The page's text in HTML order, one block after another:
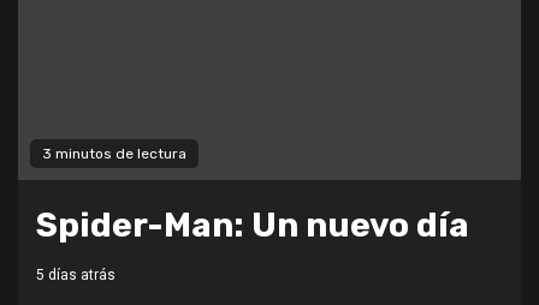
3 minutos de lectura
Spider-Man: Un nuevo día
5 días atrás